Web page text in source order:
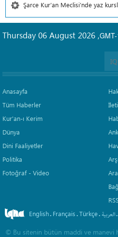
Şarce Kur’an Meclisi’nde yaz
Thursday 06 August 2026 ,
Anasayfa
Tüm Haberler
Kur'an-ı Kerim
Dünya
Dini Faaliyetler
Politika
Fotoğraf - Video
English. Français.Türkçe. العربیة.
© Bu sitenin bütün maddi ve manevi